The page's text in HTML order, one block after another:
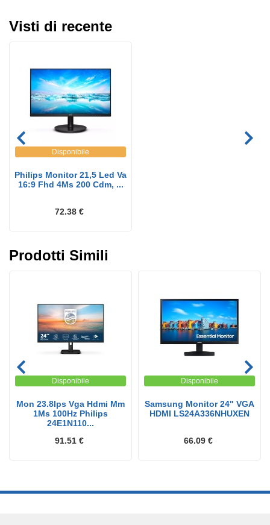
Visti di recente
Disponibile
Philips Monitor 21,5 Led Va
16:9 Fhd 4Ms 200 Cdm, ...
72.38 €
Prodotti Simili
Disponibile
Mon 23.8Ips Vga Hdmi Mm
1Ms 100Hz Philips
24E1N110...
91.51 €
Disponibile
Samsung Monitor 24" VGA
HDMI LS24A336NHUXEN
66.09 €